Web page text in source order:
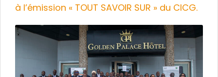
à l’émission « TOUT SAVOIR SUR » du CICG.